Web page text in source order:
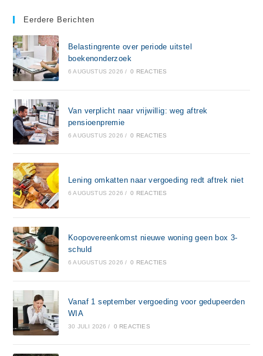
Eerdere Berichten
Belastingrente over periode uitstel
boekenonderzoek
6 AUGUSTUS 2026 / 0 REACTIES
Van verplicht naar vrijwillig: weg aftrek
pensioenpremie
6 AUGUSTUS 2026 / 0 REACTIES
Lening omkatten naar vergoeding redt aftrek niet
6 AUGUSTUS 2026 / 0 REACTIES
Koopovereenkomst nieuwe woning geen box 3-
schuld
6 AUGUSTUS 2026 / 0 REACTIES
Vanaf 1 september vergoeding voor gedupeerden
WIA
30 JULI 2026 / 0 REACTIES